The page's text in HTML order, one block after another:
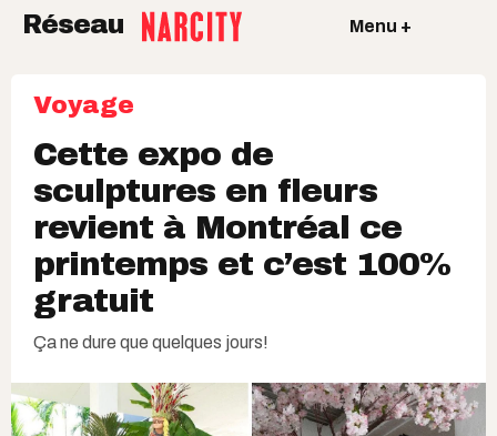
Réseau Menu +
Voyage
Cette expo de
sculptures en fleurs
revient à Montréal ce
printemps et c’est 100%
gratuit
Ça ne dure que quelques jours!